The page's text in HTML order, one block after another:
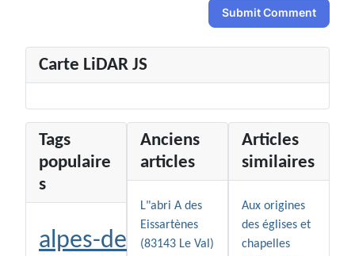
Submit Comment
Carte LiDAR JS
Tags
populaire
s
alpes-de-
Anciens
articles
L"abri A des
Eissartènes
(83143 Le Val)
Articles
similaires
Aux origines
des églises et
chapelles